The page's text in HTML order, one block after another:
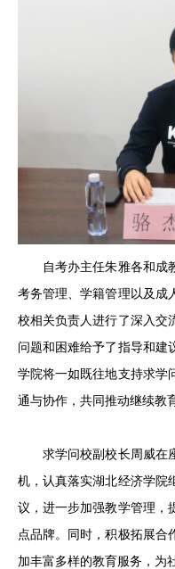
自考办主任朱雅各和成教
考务管理、学籍管理以及成
校相关负责人进行了深入交
问题和困难给予了指导和建
学院将一如既往地支持求学
通与协作，共同推动继续教
求学问校副校长周威在座
机，认真落实湖北经济学院
议，进一步加强教学管理，
点品牌。同时，积极拓展合
加丰富多样的教育服务，为